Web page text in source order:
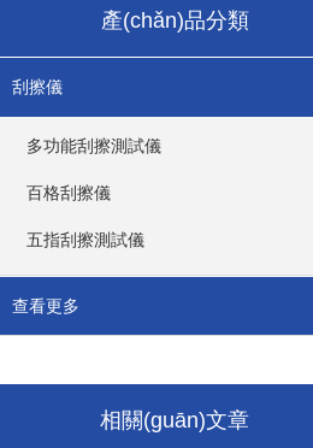
產(chǎn)品分類
刮擦儀
多功能刮擦測試儀
百格刮擦儀
五指刮擦測試儀
查看更多
相關(guān)文章